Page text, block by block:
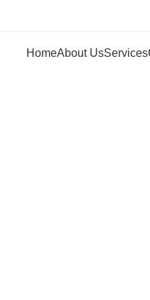
HomeAbout UsServices